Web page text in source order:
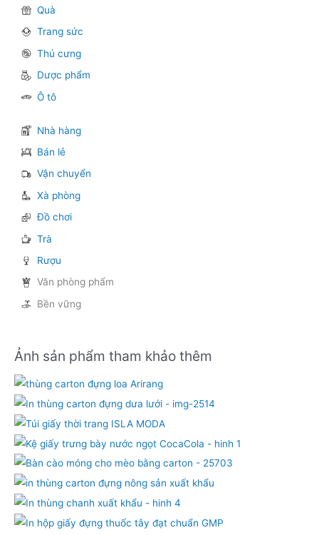
Quà
Trang sức
Thú cưng
Dược phẩm
Ô tô
Nhà hàng
Bán lẻ
Vận chuyển
Xà phòng
Đồ chơi
Trà
Rượu
Văn phòng phẩm
Bền vững
Ảnh sản phẩm tham khảo thêm